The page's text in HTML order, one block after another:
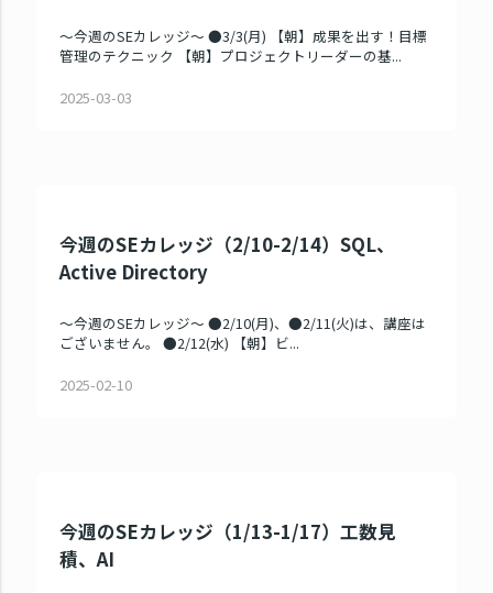
～今週のSEカレッジ～ ●3/3(月) 【朝】成果を出す！目標
管理のテクニック 【朝】プロジェクトリーダーの基...
2025-03-03
今週のSEカレッジ（2/10-2/14）SQL、
Active Directory
～今週のSEカレッジ～ ●2/10(月)、●2/11(火)は、講座は
ございません。 ●2/12(水) 【朝】ビ...
2025-02-10
今週のSEカレッジ（1/13-1/17）工数見
積、AI